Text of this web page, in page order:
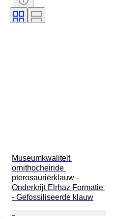
Stijl
Exacte kleur
Museumkwaliteit
ornithocheiride
pterosauriërklauw -
Onderkrijt Elrhaz Formatie
- Gefossiliseerde klauw